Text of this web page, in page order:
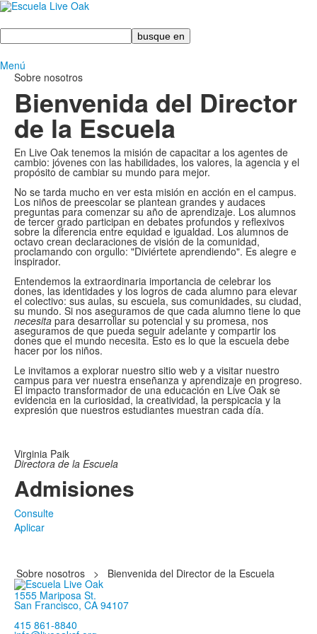
Busque
en
Menú
Sobre nosotros
Bienvenida del Director
de la Escuela
En Live Oak tenemos la misión de capacitar a los agentes de
cambio: jóvenes con las habilidades, los valores, la agencia y el
propósito de cambiar su mundo para mejor.
No se tarda mucho en ver esta misión en acción en el campus.
Los niños de preescolar se plantean grandes y audaces
preguntas para comenzar su año de aprendizaje. Los alumnos
de tercer grado participan en debates profundos y reflexivos
sobre la diferencia entre equidad e igualdad. Los alumnos de
octavo crean declaraciones de visión de la comunidad,
proclamando con orgullo: "Diviértete aprendiendo". Es alegre e
inspirador.
Entendemos la extraordinaria importancia de celebrar los
dones, las identidades y los logros de cada alumno para elevar
el colectivo: sus aulas, su escuela, sus comunidades, su ciudad,
su mundo. Si nos aseguramos de que cada alumno tiene lo que
necesita para desarrollar su potencial y su promesa, nos
aseguramos de que pueda seguir adelante y compartir los
dones que el mundo necesita. Esto es lo que la escuela debe
hacer por los niños.
Le invitamos a explorar nuestro sitio web y a visitar nuestro
campus para ver nuestra enseñanza y aprendizaje en progreso.
El impacto transformador de una educación en Live Oak se
evidencia en la curiosidad, la creatividad, la perspicacia y la
expresión que nuestros estudiantes muestran cada día.
Virginia Paik
Directora de la Escuela
Admisiones
Consulte
Aplicar
Sobre nosotros >
Bienvenida del Director de la Escuela
1555 Mariposa St.
San Francisco, CA 94107
415 861-8840